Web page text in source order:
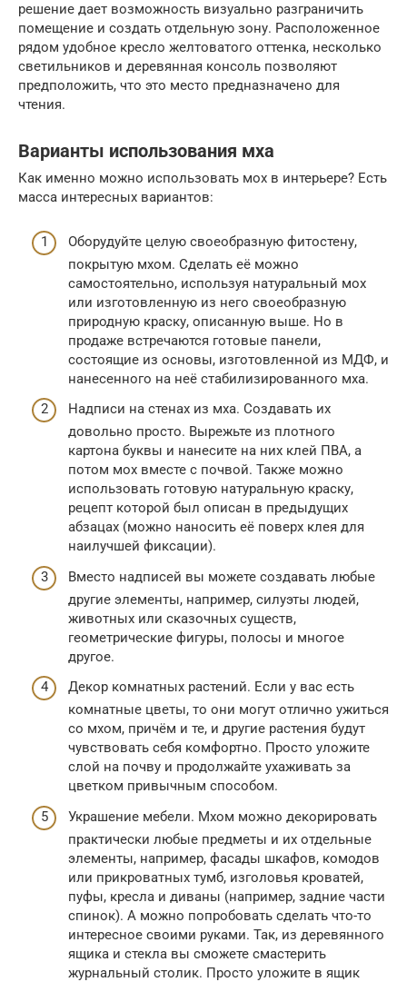
решение дает возможность визуально разграничить
помещение и создать отдельную зону. Расположенное
рядом удобное кресло желтоватого оттенка, несколько
светильников и деревянная консоль позволяют
предположить, что это место предназначено для
чтения.
Варианты использования мха
Как именно можно использовать мох в интерьере? Есть
масса интересных вариантов:
Оборудуйте целую своеобразную фитостену,
покрытую мхом. Сделать её можно
самостоятельно, используя натуральный мох
или изготовленную из него своеобразную
природную краску, описанную выше. Но в
продаже встречаются готовые панели,
состоящие из основы, изготовленной из МДФ, и
нанесенного на неё стабилизированного мха.
Надписи на стенах из мха. Создавать их
довольно просто. Вырежьте из плотного
картона буквы и нанесите на них клей ПВА, а
потом мох вместе с почвой. Также можно
использовать готовую натуральную краску,
рецепт которой был описан в предыдущих
абзацах (можно наносить её поверх клея для
наилучшей фиксации).
Вместо надписей вы можете создавать любые
другие элементы, например, силуэты людей,
животных или сказочных существ,
геометрические фигуры, полосы и многое
другое.
Декор комнатных растений. Если у вас есть
комнатные цветы, то они могут отлично ужиться
со мхом, причём и те, и другие растения будут
чувствовать себя комфортно. Просто уложите
слой на почву и продолжайте ухаживать за
цветком привычным способом.
Украшение мебели. Мхом можно декорировать
практически любые предметы и их отдельные
элементы, например, фасады шкафов, комодов
или прикроватных тумб, изголовья кроватей,
пуфы, кресла и диваны (например, задние части
спинок). А можно попробовать сделать что-то
интересное своими руками. Так, из деревянного
ящика и стекла вы сможете смастерить
журнальный столик. Просто уложите в ящик